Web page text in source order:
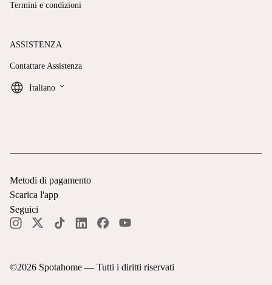
Termini e condizioni
ASSISTENZA
Contattare Assistenza
Italiano keyboard_arrow_down
©2026 Spotahome — Tutti i diritti riservati
Metodi di pagamento
Scarica l'app
Seguici